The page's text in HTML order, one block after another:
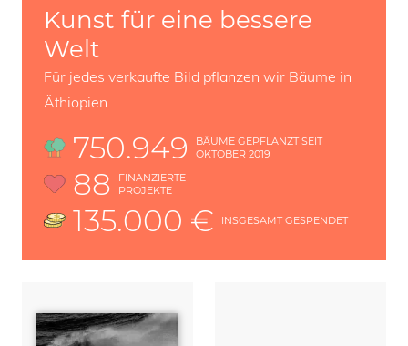
Kunst für eine bessere
Welt
Für jedes verkaufte Bild pflanzen wir Bäume in
Äthiopien
750.949
BÄUME GEPFLANZT SEIT
OKTOBER 2019
88
FINANZIERTE
PROJEKTE
135.000 € INSGESAMT GESPENDET